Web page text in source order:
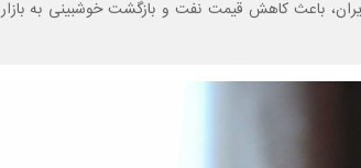
باعث کاهش قیمت نفت و بازگشت خوشبینی به بازار